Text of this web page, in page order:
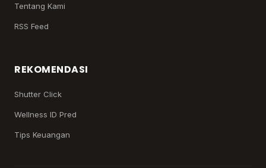
Tentang Kami
RSS Feed
REKOMENDASI
Shutter Click
Wellness ID Pred
Tips Keuangan